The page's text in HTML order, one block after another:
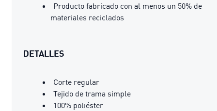
Producto fabricado con al menos un 50% de
materiales reciclados
DETALLES
Corte regular
Tejido de trama simple
100% poliéster